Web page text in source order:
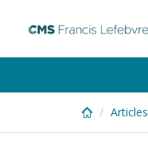
content
Articles